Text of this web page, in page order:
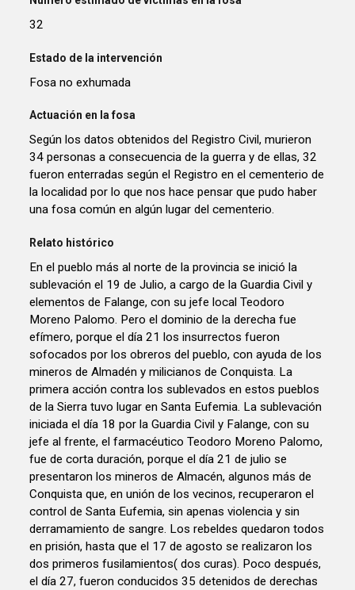
32
Estado de la intervención
Fosa no exhumada
Actuación en la fosa
Según los datos obtenidos del Registro Civil, murieron
34 personas a consecuencia de la guerra y de ellas, 32
fueron enterradas según el Registro en el cementerio de
la localidad por lo que nos hace pensar que pudo haber
una fosa común en algún lugar del cementerio.
Relato histórico
En el pueblo más al norte de la provincia se inició la
sublevación el 19 de Julio, a cargo de la Guardia Civil y
elementos de Falange, con su jefe local Teodoro
Moreno Palomo. Pero el dominio de la derecha fue
efímero, porque el día 21 los insurrectos fueron
sofocados por los obreros del pueblo, con ayuda de los
mineros de Almadén y milicianos de Conquista. La
primera acción contra los sublevados en estos pueblos
de la Sierra tuvo lugar en Santa Eufemia. La sublevación
iniciada el día 18 por la Guardia Civil y Falange, con su
jefe al frente, el farmacéutico Teodoro Moreno Palomo,
fue de corta duración, porque el día 21 de julio se
presentaron los mineros de Almacén, algunos más de
Conquista que, en unión de los vecinos, recuperaron el
control de Santa Eufemia, sin apenas violencia y sin
derramamiento de sangre. Los rebeldes quedaron todos
en prisión, hasta que el 17 de agosto se realizaron los
dos primeros fusilamientos( dos curas). Poco después,
el día 27, fueron conducidos 35 detenidos de derechas